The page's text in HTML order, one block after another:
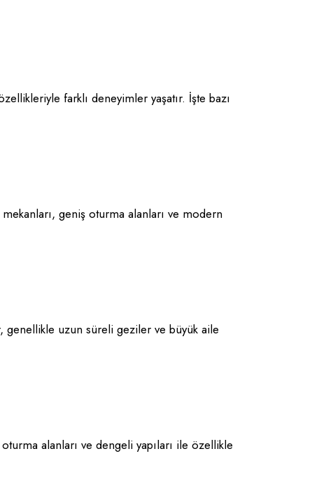
farklı deneyimler yaşatır. İşte bazı
geniş oturma alanları ve modern
genellikle uzun süreli geziler ve büyük aile
alanları ve dengeli yapıları ile özellikle